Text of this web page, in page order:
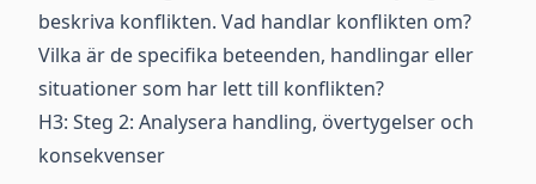
beskriva konflikten. Vad handlar konflikten om?
Vilka är de specifika beteenden, handlingar eller
situationer som har lett till konflikten?
H3: Steg 2: Analysera handling, övertygelser och
konsekvenser